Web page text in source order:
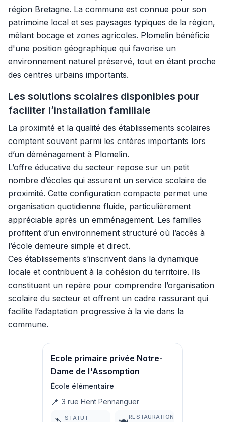
région Bretagne. La commune est connue pour son
patrimoine local et ses paysages typiques de la région,
mêlant bocage et zones agricoles. Plomelin bénéficie
d'une position géographique qui favorise un
environnement naturel préservé, tout en étant proche
des centres urbains importants.
Les solutions scolaires disponibles pour
faciliter l’installation familiale
La proximité et la qualité des établissements scolaires
comptent souvent parmi les critères importants lors
d’un déménagement à Plomelin.
L’offre éducative du secteur repose sur un petit
nombre d’écoles qui assurent un service scolaire de
proximité. Cette configuration compacte permet une
organisation quotidienne fluide, particulièrement
appréciable après un emménagement. Les familles
profitent d’un environnement structuré où l’accès à
l’école demeure simple et direct.
Ces établissements s’inscrivent dans la dynamique
locale et contribuent à la cohésion du territoire. Ils
constituent un repère pour comprendre l’organisation
scolaire du secteur et offrent un cadre rassurant qui
facilite l’adaptation progressive à la vie dans la
commune.
Ecole primaire privée Notre-
Dame de l'Assomption
École élémentaire
📍 3 rue Hent Pennanguer
STATUT RESTAURATION